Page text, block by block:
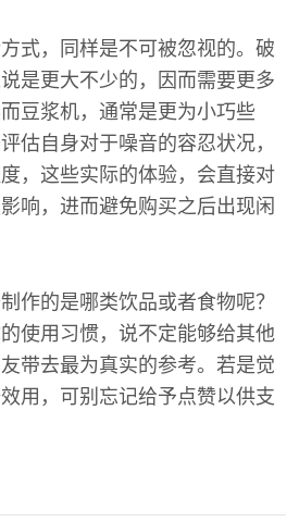
式，同样是不可被忽视的。破
是更大不少的，因而需要更多
豆浆机，通常是更为小巧些
估自身对于噪音的容忍状况，
，这些实际的体验，会直接对
响，进而避免购买之后出现闲
作的是哪类饮品或者食物呢？
使用习惯，说不定能够给其他
带去最为真实的参考。若是觉
用，可别忘记给予点赞以供支